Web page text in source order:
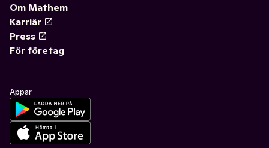
Om Mathem
Karriär
Press
För företag
Appar